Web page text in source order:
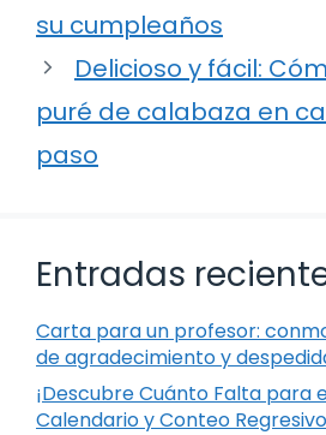
su cumpleaños
Delicioso y fácil:
puré de calabaza en
paso
Entradas
Carta para un profesor:
de agradecimiento y
¡Descubre Cuánto Falta para
Calendario y Conteo Regresivo